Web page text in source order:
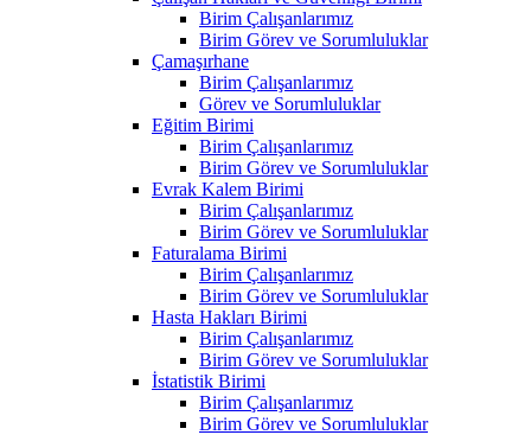
Birim Çalışanlarımız
Birim Görev ve Sorumluluklar
Çamaşırhane
Birim Çalışanlarımız
Görev ve Sorumluluklar
Eğitim Birimi
Birim Çalışanlarımız
Birim Görev ve Sorumluluklar
Evrak Kalem Birimi
Birim Çalışanlarımız
Birim Görev ve Sorumluluklar
Faturalama Birimi
Birim Çalışanlarımız
Birim Görev ve Sorumluluklar
Hasta Hakları Birimi
Birim Çalışanlarımız
Birim Görev ve Sorumluluklar
İstatistik Birimi
Birim Çalışanlarımız
Birim Görev ve Sorumluluklar